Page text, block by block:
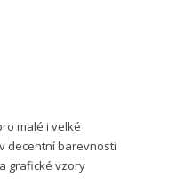
malé i velké
decentní barevnosti
grafické vzory